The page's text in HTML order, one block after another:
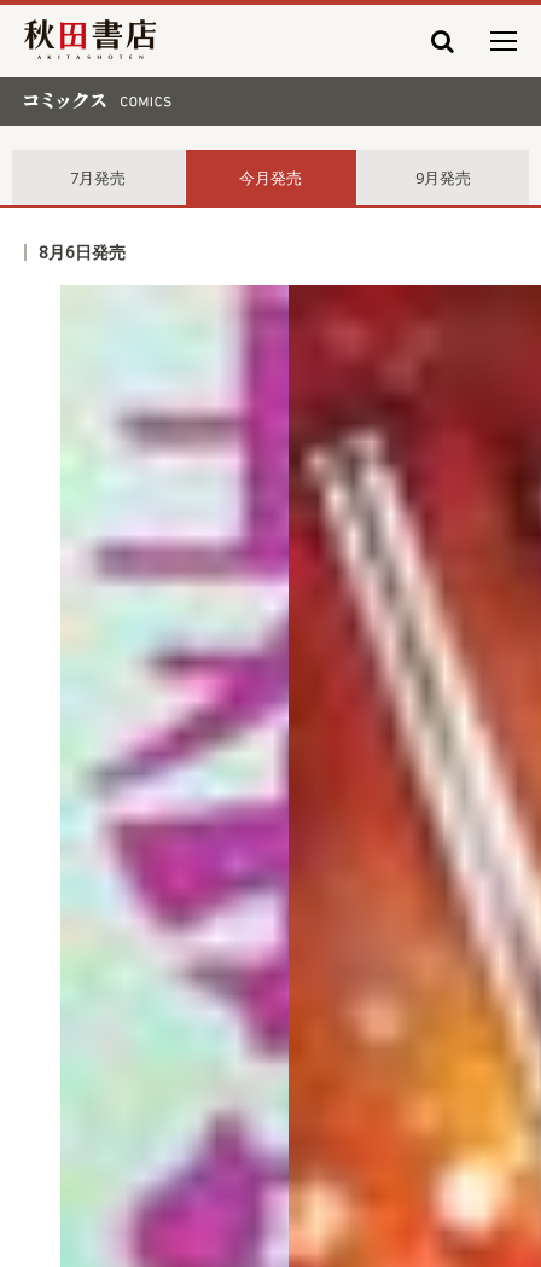
秋田書店
7月発売 今月発売 9月発売
8月6日発売